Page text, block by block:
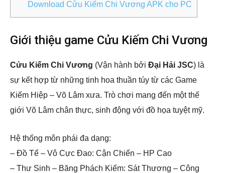
Download Cửu Kiếm Chi Vương APK cho PC
Giới thiệu game Cửu Kiếm Chi Vương
Cửu Kiếm Chi Vương (Vận hành bởi Đại Hải JSC) là
sự kết hợp từ những tinh hoa thuần túy từ các Game
Kiếm Hiệp – Võ Lâm xưa. Trò chơi mang đến một thế
giới Võ Lâm chân thực, sinh động với đồ họa tuyệt mỹ.
Hệ thống môn phái đa dạng:
– Đồ Tể – Vô Cực Đao: Cận Chiến – HP Cao
– Thư Sinh – Băng Phách Kiếm: Sát Thương – Công